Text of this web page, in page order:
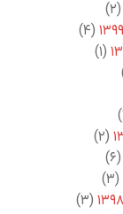
(۲)
(۴)
(۱)
(۲)
(۶)
(۳)
(۳)